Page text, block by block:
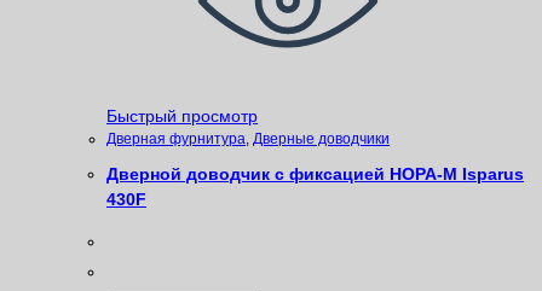
Быстрый просмотр
Дверная фурнитура Дверные доводчики
Дверной доводчик с фиксацией НОРА-М Isparus
430F